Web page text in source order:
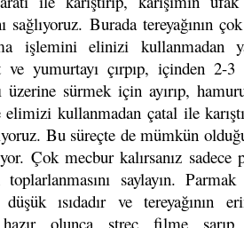
sağlıyoruz. Burada tereyağının
işlemini elinizi kullanmadan
yumurtayı çırpıp, içinden 2-3
üzerine sürmek için ayırıp,
elimizi kullanmadan çatal ile
Bu süreçte de mümkün
Çok mecbur kalırsanız sadece
toplarlanmasını saylayın. Parmak
ısıdadır ve tereyağının
olunca streç filme sarıp